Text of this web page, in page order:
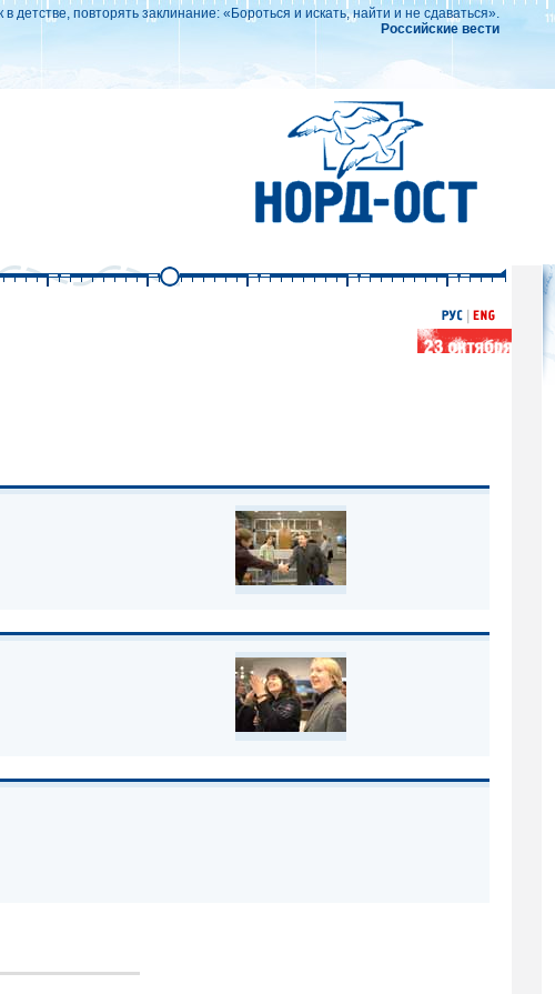
в детстве, повторять заклинание: «Бороться и искать, найти и не сдаваться».
Российские вести